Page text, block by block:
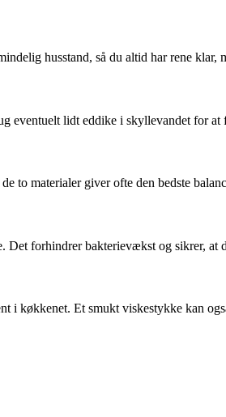
husstand, så du altid har rene klar,
eventuelt lidt eddike i skyllevandet for at
to materialer giver ofte den bedste
Det forhindrer bakterievækst og sikrer, at
i køkkenet. Et smukt viskestykke kan